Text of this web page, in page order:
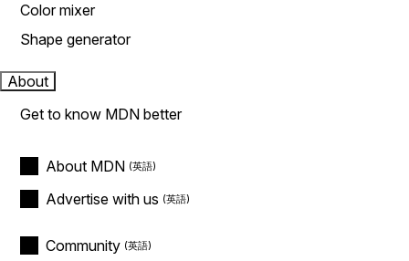
Color mixer
Shape generator
About
Get to know MDN better
About MDN
Advertise with us
Community